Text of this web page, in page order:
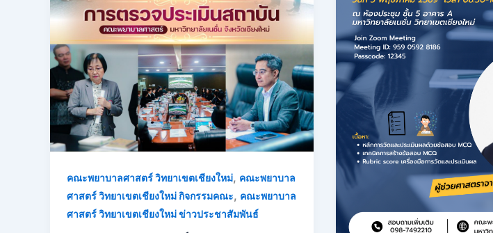
คณะพยาบาลศาสตร์ วิทยาเขตเชียงใหม่, คณะพยาบาล
ศาสตร์ วิทยาเขตเชียงใหม่ กิจกรรมคณะ, คณะพยาบาล
ศาสตร์ วิทยาเขตเชียงใหม่ ข่าวประชาสัมพันธ์